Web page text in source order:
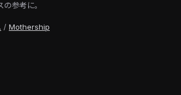
参考に。
/ Mothership